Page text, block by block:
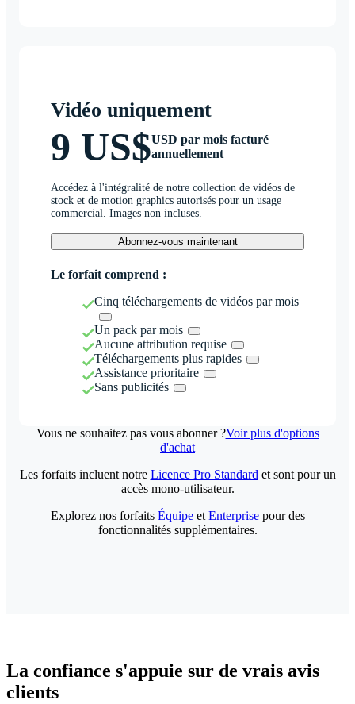
Vidéo uniquement
9 US$USD par mois facturé
annuellement
Accédez à l'intégralité de notre collection de vidéos de
stock et de motion graphics autorisés pour un usage
commercial. Images non incluses.
Abonnez-vous maintenant
Le forfait comprend :
Cinq téléchargements de vidéos par mois
Un pack par mois
Aucune attribution requise
Téléchargements plus rapides
Assistance prioritaire
Sans publicités
Vous ne souhaitez pas vous abonner ?Voir plus d'options
d'achat
Les forfaits incluent notre Licence Pro Standard et sont pour un
accès mono-utilisateur.
Explorez nos forfaits Équipeet Enterprisepour des
fonctionnalités supplémentaires.
La confiance s'appuie sur de vrais avis
clients